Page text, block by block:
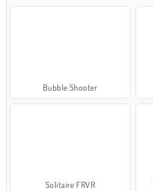
Bubble Shooter
Solitaire FRVR